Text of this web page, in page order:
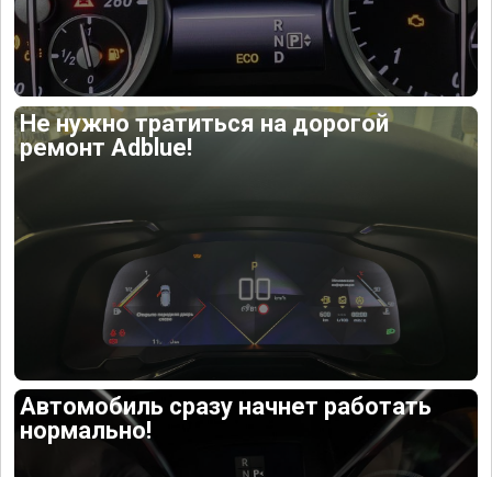
Не нужно тратиться на дорогой
ремонт Adblue!
Автомобиль сразу начнет работать
нормально!